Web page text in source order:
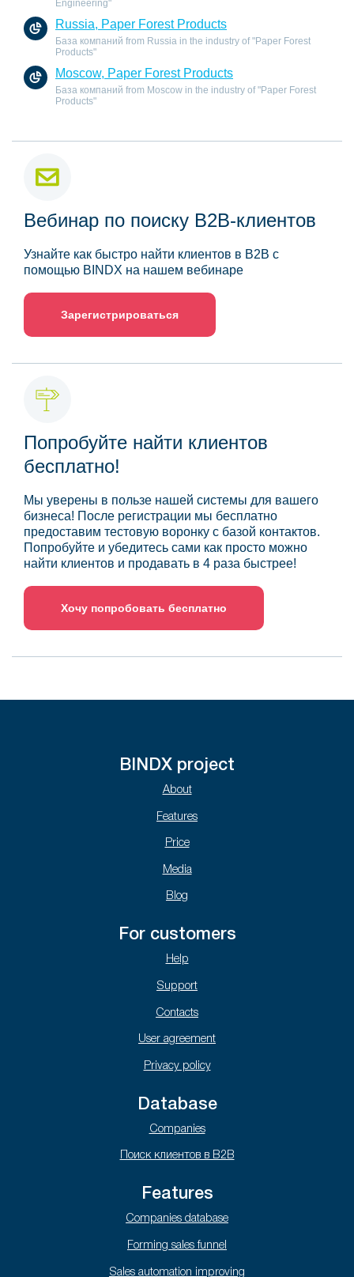
Engineering"
Russia, Paper Forest Products
База компаний from Russia in the industry of "Paper Forest
Products"
Moscow, Paper Forest Products
База компаний from Moscow in the industry of "Paper Forest
Products"
Вебинар по поиску B2B-клиентов
Узнайте как быстро найти клиентов в B2B с
помощью BINDX на нашем вебинаре
Зарегистрироваться
Попробуйте найти клиентов
бесплатно!
Мы уверены в пользе нашей системы для вашего
бизнеса! После регистрации мы бесплатно
предоставим тестовую воронку с базой контактов.
Попробуйте и убедитесь сами как просто можно
найти клиентов и продавать в 4 раза быстрее!
Хочу попробовать бесплатно
BINDX project
About
Features
Price
Media
Blog
For customers
Help
Support
Contacts
User agreement
Privacy policy
Database
Companies
Поиск клиентов в B2B
Features
Companies database
Forming sales funnel
Sales automation improving